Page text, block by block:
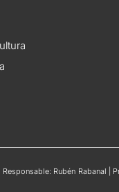
Rubén Rabanal |